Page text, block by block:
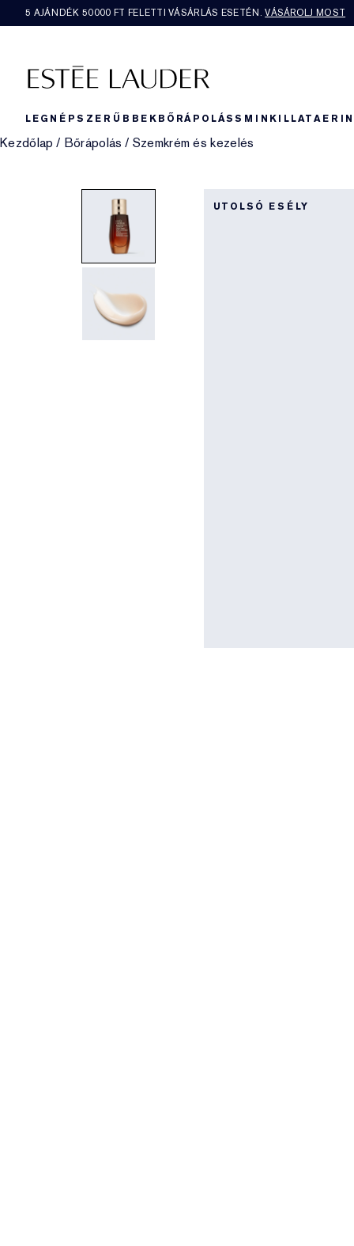
5 AJÁNDÉK 50000​ FT FELETTI VÁSÁRLÁS ESETÉN.VÁSÁROLJ MOST
LEGNÉPSZERŰBBEKBŐRÁPOLÁSSMINKILLATAERIN
Kezdőlap / Bőrápolás / Szemkrém és kezelés
UTOLSÓ ESÉLY